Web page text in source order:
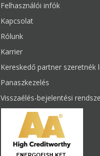
Felhasználói infók
Kapcsolat
Rólunk
Karrier
Kereskedő partner szeretnék
Panaszkezelés
Visszaélés-bejelentési